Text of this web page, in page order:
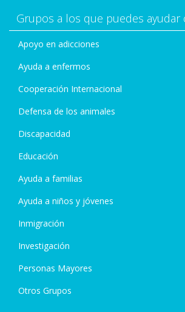
Grupos a los que puedes ayudar
Apoyo en adicciones
Ayuda a enfermos
Cooperación Internacional
Defensa de los animales
Discapacidad
Educación
Ayuda a familias
Ayuda a niños y jóvenes
Inmigración
Investigación
Personas Mayores
Otros Grupos